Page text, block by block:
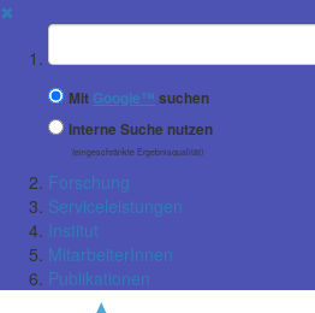
✖
Suchbegriff
Mit Google™ suchen
Interne Suche nutzen
(eingeschränkte Ergebnisqualität)
Forschung
Serviceleistungen
Institut
MitarbeiterInnen
Publikationen